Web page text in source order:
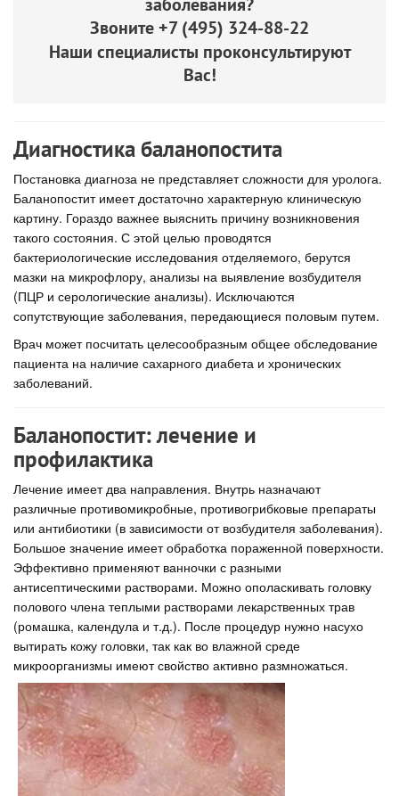
Звоните+7 (495) 324-88-22
Наши специалисты проконсультируют
Вас!
Диагностика баланопостита
Постановка диагноза не представляет сложности для уролога.
Баланопостит имеет достаточно характерную клиническую
картину. Гораздо важнее выяснить причину возникновения
такого состояния. С этой целью проводятся
бактериологические исследования отделяемого, берутся
мазки на микрофлору, анализы на выявление возбудителя
(ПЦР и серологические анализы). Исключаются
сопутствующие заболевания, передающиеся половым путем.
Врач может посчитать целесообразным общее обследование
пациента на наличие сахарного диабета и хронических
заболеваний.
Баланопостит: лечение и
профилактика
Лечение имеет два направления. Внутрь назначают
различные противомикробные, противогрибковые препараты
или антибиотики (в зависимости от возбудителя заболевания).
Большое значение имеет обработка пораженной поверхности.
Эффективно применяют ванночки с разными
антисептическими растворами. Можно ополаскивать головку
полового члена теплыми растворами лекарственных трав
(ромашка, календула и т.д.). После процедур нужно насухо
вытирать кожу головки, так как во влажной среде
микроорганизмы имеют свойство активно размножаться.